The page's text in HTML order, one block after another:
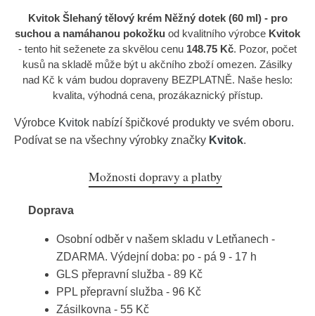
Kvitok Šlehaný tělový krém Něžný dotek (60 ml) - pro
suchou a namáhanou pokožku od kvalitního výrobce Kvitok
- tento hit seženete za skvělou cenu 148.75 Kč. Pozor, počet
kusů na skladě může být u akčního zboží omezen. Zásilky
nad Kč k vám budou dopraveny BEZPLATNĚ. Naše heslo:
kvalita, výhodná cena, prozákaznický přístup.
Výrobce Kvitok nabízí špičkové produkty ve svém oboru.
Podívat se na všechny výrobky značky Kvitok.
Možnosti dopravy a platby
Doprava
Osobní odběr v našem skladu v Letňanech -
ZDARMA. Výdejní doba: po - pá 9 - 17 h
GLS přepravní služba - 89 Kč
PPL přepravní služba - 96 Kč
Zásilkovna - 55 Kč